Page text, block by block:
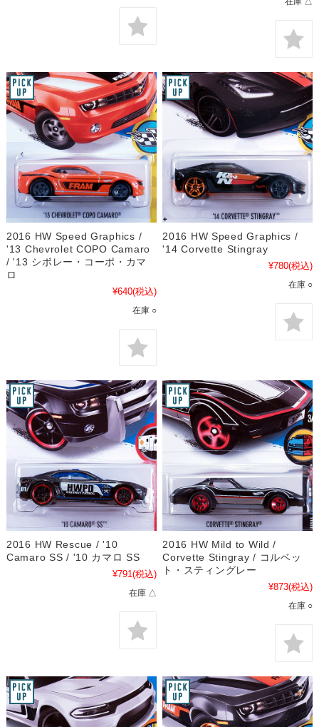
2016 HW Speed Graphics /
'13 Chevrolet COPO Camaro
/ '13 シボレー・コーポ・カマ
ロ
¥640(税込)
在庫 ○
2016 HW Speed Graphics /
'14 Corvette Stingray
¥780(税込)
在庫 ○
2016 HW Rescue / '10
Camaro SS / '10 カマロ SS
¥791(税込)
在庫 △
2016 HW Mild to Wild /
Corvette Stingray / コルベッ
ト・スティングレー
¥873(税込)
在庫 ○